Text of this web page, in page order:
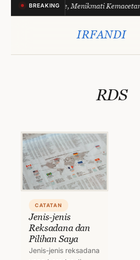
contentBREAKING
Merayakan Sore, Menikmati Kemacetan
IRFANDI
RDS
CATATAN
Jenis-jenis
Reksadana dan
Pilihan Saya
Jenis-jenis reksadana